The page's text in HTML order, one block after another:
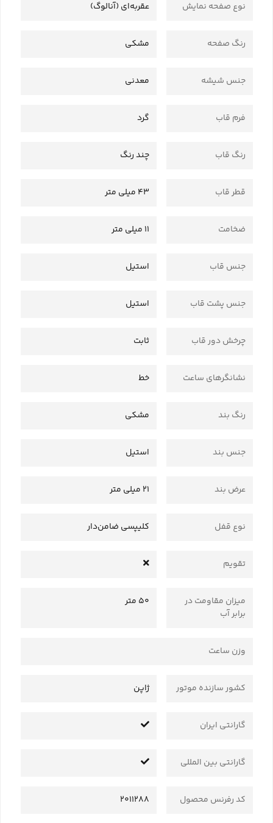
نوع صفحه نمایش عقربه‌ای (آنالوگ)
رنگ صفحه مشکی
جنس شیشه معدنی
فرم قاب گرد
رنگ قاب چند رنگ
قطر قاب 43 میلی متر
ضخامت 11 میلی متر
جنس قاب استیل
جنس پشت قاب استیل
چرخش دور قاب ثابت
نشانگرهای ساعت خط
رنگ بند مشکی
جنس بند استیل
عرض بند 21 میلی متر
نوع قفل کلیپسی ضامن‌دار
تقویم
میزان مقاومت در
برابر آب
50 متر
وزن ساعت
کشور سازنده موتور ژاپن
گارانتی ایران
گارانتی بین المللی
کد رفرنس محصول 2011288